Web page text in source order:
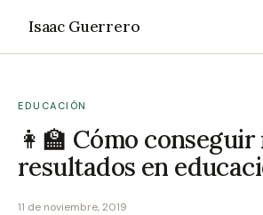
Isaac Guerrero
EDUCACIÓN
👩‍🏫 Cómo
resultados en
11 de noviembre, 2019